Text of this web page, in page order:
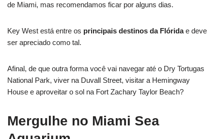
de Miami, mas recomendamos ficar por alguns dias.
Key West está entre os principais destinos da Flóridae deve
ser apreciado como tal.
Afinal, de que outra forma você vai navegar até o Dry Tortugas
National Park, viver na Duvall Street, visitar a Hemingway
House e aproveitar o sol na Fort Zachary Taylor Beach?
Mergulhe no Miami Sea